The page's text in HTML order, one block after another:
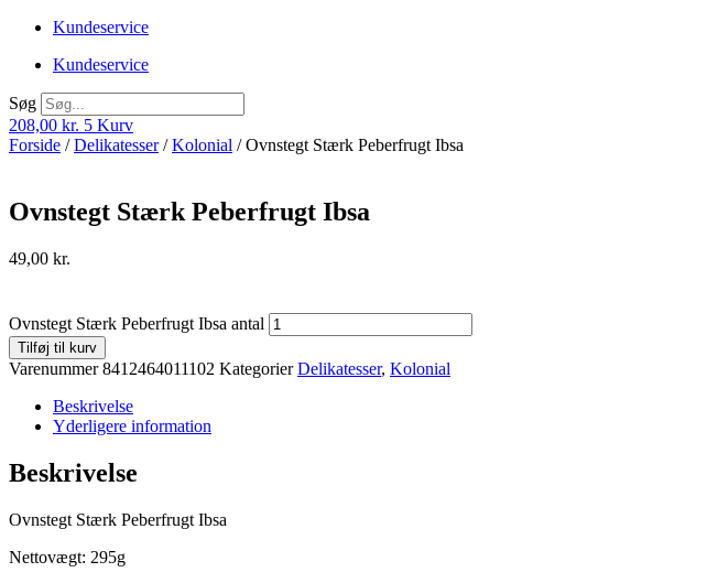
Kundeservice
Kundeservice
Søg
208,00 kr. 5 Kurv
Forside /Delikatesser/Kolonial / Ovnstegt Stærk Peberfrugt Ibsa
Ovnstegt Stærk Peberfrugt Ibsa
49,00 kr.
Ovnstegt Stærk Peberfrugt Ibsa antal
Tilføj til kurv
Varenummer8412464011102 Kategorier Delikatesser, Kolonial
Beskrivelse
Yderligere information
Beskrivelse
Ovnstegt Stærk Peberfrugt Ibsa
Nettovægt: 295g